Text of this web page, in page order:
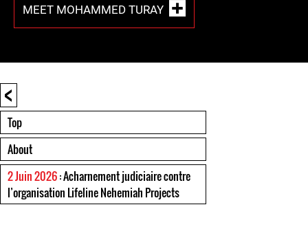
MEET MOHAMMED TURAY
<
Top
About
2 Juin 2026: Acharnement judiciaire contre
l’organisation Lifeline Nehemiah Projects